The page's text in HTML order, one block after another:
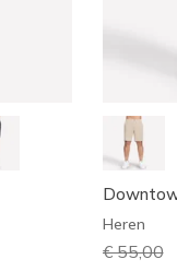
Heren
Prijs
€ 55,00